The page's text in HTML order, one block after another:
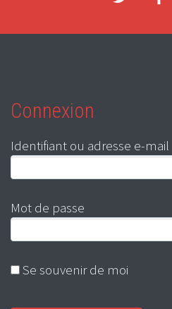
Connexion
Identifiant ou adresse e-mail
Mot de passe
Se souvenir de moi